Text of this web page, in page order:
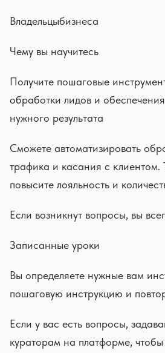
Владельцыбизнеса
Чему вы научитесь
Получите пошаговые
обработки лидов и
нужного результата
Сможете автоматизировать
трафика и касания с клиентом.
повысите лояльность и
Если возникнут вопросы, вы
Записанные уроки
Вы определяете нужные вам
пошаговую инструкцию и
Если у вас есть вопросы,
кураторам на платформе,